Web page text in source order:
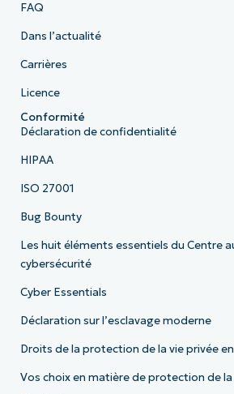
FAQ
Dans l’actualité
Carrières
Licence
Conformité
Déclaration de confidentialité
HIPAA
ISO 27001
Bug Bounty
Les huit éléments essentiels du Centre
cybersécurité
Cyber Essentials
Déclaration sur l’esclavage moderne
Droits de la protection de la vie privée
Vos choix en matière de protection de la